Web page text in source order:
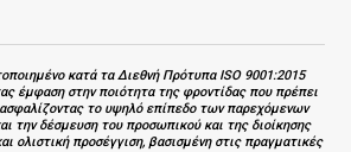
κατά τα Διεθνή Πρότυπα ISO 9001:2015
έμφαση στην ποιότητα της φροντίδας που πρέπει
το υψηλό επίπεδο των παρεχόμενων
την δέσμευση του προσωπικού και της διοίκησης
ολιστική προσέγγιση, βασισμένη στις πραγματικές